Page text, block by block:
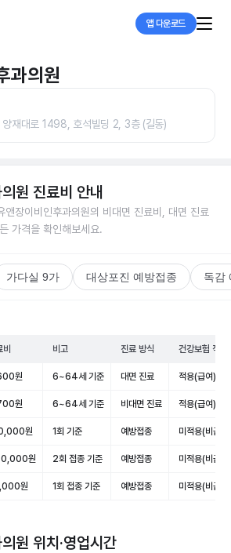
앱 다운로드
과의원
양재대로 1498, 호석빌딩 2, 3층 (길동)
원 진료비 안내
앤장이비인후과의원의 비대면 진료비, 대면 진료
가격을 확인해보세요.
가다실 9가 대상포진 예방접종 독감
비고 진료 방식 건강보험 적용
원 6~64세 기준 대면 진료 적용(급여)
원 6~64세 기준 비대면 진료 적용(급여)
원 1회 기준 예방접종 미적용(비급여)
원 2회 접종 기준 예방접종 미적용(비급여)
원 1회 접종 기준 예방접종 미적용(비급여)
원 위치·영업시간